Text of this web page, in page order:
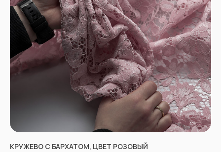
КРУЖЕВО С БАРХАТОМ, ЦВЕТ РОЗОВЫЙ